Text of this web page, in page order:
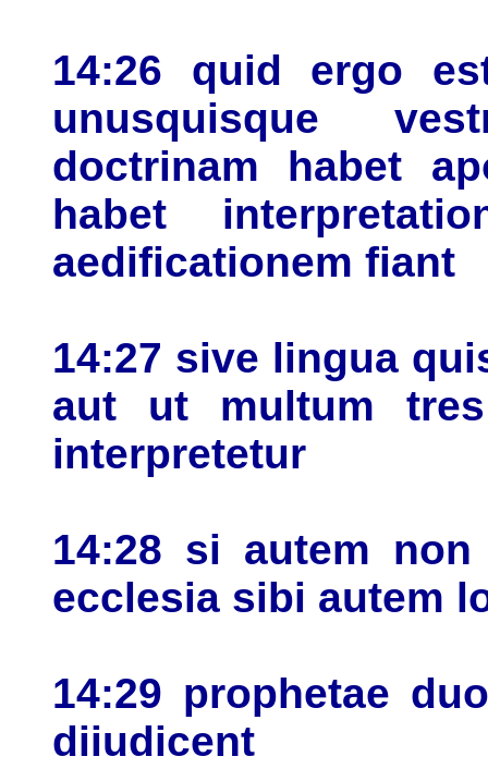
14:26 quid ergo
unusquisque
doctrinam habet
habet
aedificationem fiant
14:27 sive lingua
aut ut multum
interpretetur
14:28 si autem
ecclesia sibi autem
14:29 prophetae
diiudicent